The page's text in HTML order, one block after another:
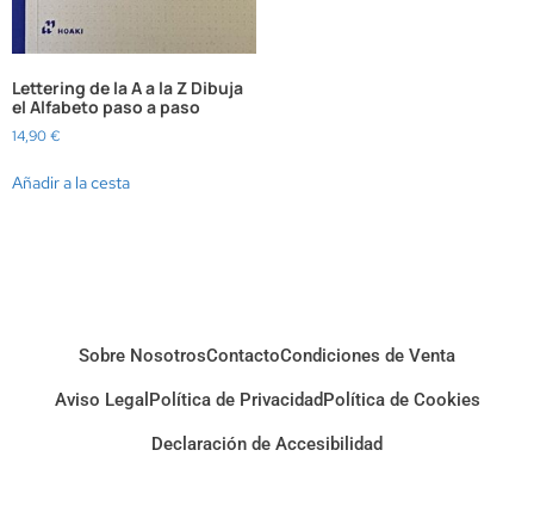
Lettering de la A a la Z Dibuja
el Alfabeto paso a paso
14,90€
Añadir a la cesta
Sobre NosotrosContactoCondiciones de Venta
Aviso Legal Política de PrivacidadPolítica de Cookies
Declaración de Accesibilidad